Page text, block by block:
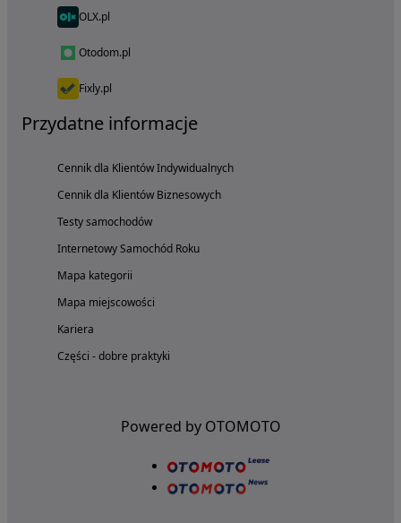
OLX.pl
Otodom.pl
Fixly.pl
Przydatne informacje
Cennik dla Klientów Indywidualnych
Cennik dla Klientów Biznesowych
Testy samochodów
Internetowy Samochód Roku
Mapa kategorii
Mapa miejscowości
Kariera
Części - dobre praktyki
Powered by OTOMOTO